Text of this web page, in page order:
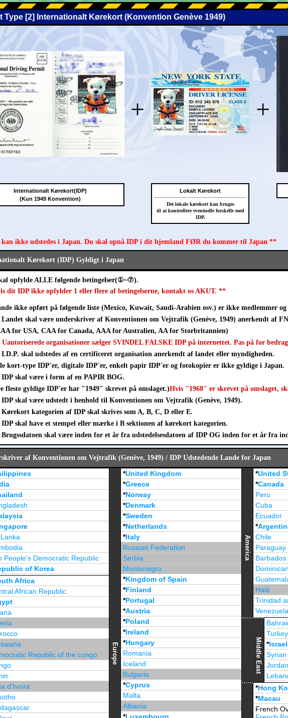
Type [2] Internationalt Kørekort (Konvention Genève 1949)
+ +
Internationalt Kørekort(IDP)
(Kun 1949 Konvention)
Lokalt Kørekort
Det lokale kørekort kan bruges
til at kontrollere eventuelle forskelle med
IDP.
ikke udstedes i Japan. Du skal opnå IDP i dit hjemland FØR du kommer til Japan **
Kørekort (IDP) Gyldigt i Japan
opfylde ALLE følgende betingelser(①~⑦).
dit IDP ikke opfylder 1 eller flere af betingelserne, kontakt os AKUT. **
ikke opført på følgende liste (Mexico, Kuwait, Saudi-Arabien osv.) er ikke medlemmer
skal være underskriver af Konventionen om Vejtrafik (Genève, 1949) anerkendt af
for USA, CAA for Canada, AAA for Australien, AA for Storbritannien)
organisationer sælger SVINDEL FALSKE IDP på internettet. Pas på for
skal udstedes af en certificeret organisation anerkendt af landet eller myndigheden.
kort-type IDP'er, digitale IDP'er, enkelt papir IDP'er og fotokopier er ikke gyldige i Japan.
skal være i form af en PAPIR BOG.
fleste gyldige IDP'er har "1949" skrevet på omslaget.)Hvis "1968" er skrevet på omslaget,
skal være udstedt i henhold til Konventionen om Vejtrafik (Genève, 1949).
kategorien af IDP skal skrives som A, B, C, D eller E.
skal have et stempel eller mærke i B sektionen af kørekort kategorien.
skal være inden for et år fra udstedelsesdatoen af IDP OG inden for et år fra
af Konventionen om Vejtrafik (Genève, 1949) / IDP Udstedende Lande for Japan
People's Democratic Republic
of Korea
Darussalam
Africa
African Republic
Republic of the congo
d'Ivoire
Europe
*United Kingdom
*Greece
*Norway
*Denmark
*Sweden
*Netherlands
*Italy
Russian Federation
Serbia
Montenegro
*Kingdom of Spain
*Finland
*Portugal
*Austria
*Poland
*Ireland
*Hungary
Romania
Iceland
Bulgaria
*Cyprus
Malta
Albania
America
*United
*Canada
Peru
Cuba
Ecuador
*
Chile
Paraguay
Barbados
Haiti
Trinidad
Jamaica
Middle East
Turkey
*Israel
*
*Hong
*Macau
French